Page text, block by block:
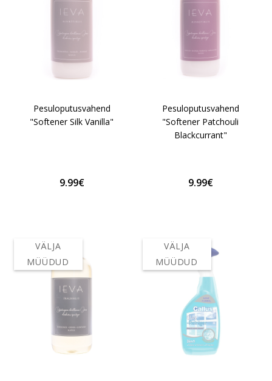
Pesuloputusvahend
"Softener Silk Vanilla"
9.99€
Pesuloputusvahend
"Softener Patchouli
Blackcurrant"
9.99€
VÄLJA
MÜÜDUD
VÄLJA
MÜÜDUD